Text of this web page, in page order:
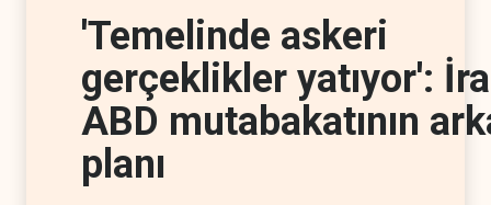
'Temelinde askeri
gerçeklikler yatıyor':
ABD mutabakatının
planı